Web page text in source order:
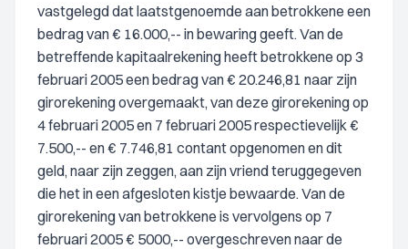
vastgelegd dat laatstgenoemde aan betrokkene een
bedrag van € 16.000,-- in bewaring geeft. Van de
betreffende kapitaalrekening heeft betrokkene op 3
februari 2005 een bedrag van € 20.246,81 naar zijn
girorekening overgemaakt, van deze girorekening op
4 februari 2005 en 7 februari 2005 respectievelijk €
7.500,-- en € 7.746,81 contant opgenomen en dit
geld, naar zijn zeggen, aan zijn vriend teruggegeven
die het in een afgesloten kistje bewaarde. Van de
girorekening van betrokkene is vervolgens op 7
februari 2005 € 5000,-- overgeschreven naar de